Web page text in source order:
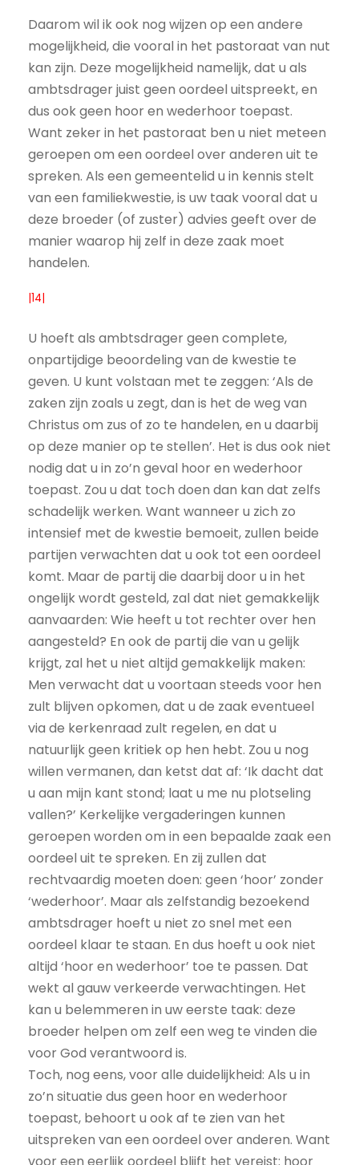
Daarom wil ik ook nog wijzen op een andere
mogelijkheid, die vooral in het pastoraat van nut
kan zijn. Deze mogelijkheid namelijk, dat u als
ambtsdrager juist geen oordeel uitspreekt, en
dus ook geen hoor en wederhoor toepast.
Want zeker in het pastoraat ben u niet meteen
geroepen om een oordeel over anderen uit te
spreken. Als een gemeentelid u in kennis stelt
van een familiekwestie, is uw taak vooral dat u
deze broeder (of zuster) advies geeft over de
manier waarop hij zelf in deze zaak moet
handelen.
|14|
U hoeft als ambtsdrager geen complete,
onpartijdige beoordeling van de kwestie te
geven. U kunt volstaan met te zeggen: ‘Als de
zaken zijn zoals u zegt, dan is het de weg van
Christus om zus of zo te handelen, en u daarbij
op deze manier op te stellen’. Het is dus ook niet
nodig dat u in zo’n geval hoor en wederhoor
toepast. Zou u dat toch doen dan kan dat zelfs
schadelijk werken. Want wanneer u zich zo
intensief met de kwestie bemoeit, zullen beide
partijen verwachten dat u ook tot een oordeel
komt. Maar de partij die daarbij door u in het
ongelijk wordt gesteld, zal dat niet gemakkelijk
aanvaarden: Wie heeft u tot rechter over hen
aangesteld? En ook de partij die van u gelijk
krijgt, zal het u niet altijd gemakkelijk maken:
Men verwacht dat u voortaan steeds voor hen
zult blijven opkomen, dat u de zaak eventueel
via de kerkenraad zult regelen, en dat u
natuurlijk geen kritiek op hen hebt. Zou u nog
willen vermanen, dan ketst dat af: ‘Ik dacht dat
u aan mijn kant stond; laat u me nu plotseling
vallen?’ Kerkelijke vergaderingen kunnen
geroepen worden om in een bepaalde zaak een
oordeel uit te spreken. En zij zullen dat
rechtvaardig moeten doen: geen ‘hoor’ zonder
‘wederhoor’. Maar als zelfstandig bezoekend
ambtsdrager hoeft u niet zo snel met een
oordeel klaar te staan. En dus hoeft u ook niet
altijd ‘hoor en wederhoor’ toe te passen. Dat
wekt al gauw verkeerde verwachtingen. Het
kan u belemmeren in uw eerste taak: deze
broeder helpen om zelf een weg te vinden die
voor God verantwoord is.
Toch, nog eens, voor alle duidelijkheid: Als u in
zo’n situatie dus geen hoor en wederhoor
toepast, behoort u ook af te zien van het
uitspreken van een oordeel over anderen. Want
voor een eerlijk oordeel blijft het vereist: hoor